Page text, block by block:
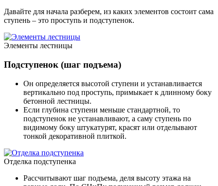
Давайте для начала разберем, из каких элементов состоит сама
ступень – это проступь и подступенок.
Элементы лестницы
Подступенок (шаг подъема)
Он определяется высотой ступени и устанавливается
вертикально под проступь, примыкает к длинному боку
бетонной лестницы.
Если глубина ступени меньше стандартной, то
подступенок не устанавливают, а саму ступень по
видимому боку штукатурят, красят или отделывают
тонкой декоративной плиткой.
Отделка подступенка
Рассчитывают шаг подъема, деля высоту этажа на